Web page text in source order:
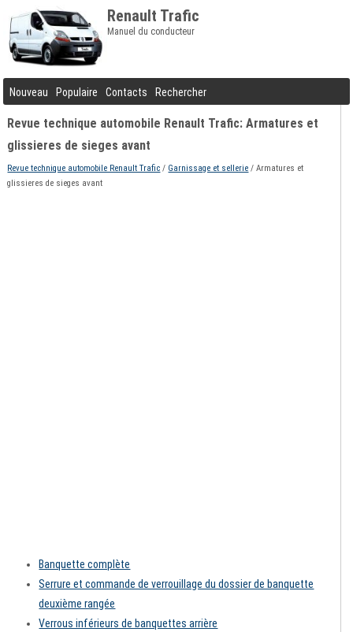
Renault Trafic
Manuel du conducteur
Nouveau Populaire Contacts Rechercher
Revue technique automobile Renault Trafic: Armatures et
glissieres de sieges avant
Revue technique automobile Renault Trafic / Garnissage et sellerie / Armatures et
glissieres de sieges avant
Banquette complète
Serrure et commande de verrouillage du dossier de banquette
deuxième rangée
Verrous inférieurs de banquettes arrière